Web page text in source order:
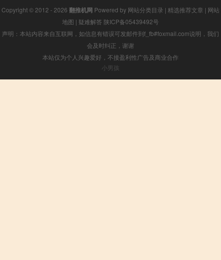
Copyright © 2012 - 2026 翻推机网 Powered by 网站分类目录 | 精选推荐文章 | 网站
地图 | 疑难解答 陕ICP备05439492号
声明：本站内容来自互联网，如信息有错误可发邮件到f_fb#foxmail.com说明，我们
会及时纠正，谢谢
本站仅为个人兴趣爱好，不接盈利性广告及商业合作
小男孩